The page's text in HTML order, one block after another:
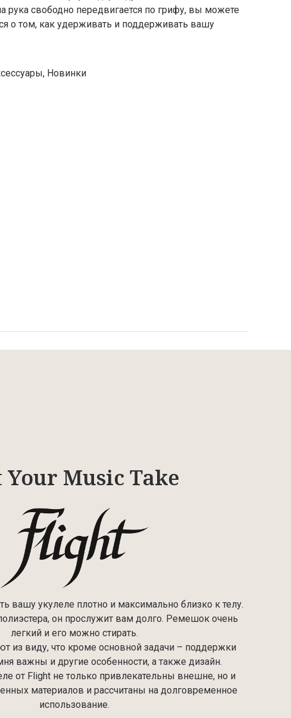
рука свободно передвигается по грифу, вы можете
о том, как удерживать и поддерживать вашу
, Новинки
Your Music Take
вашу укулеле плотно и максимально близко к телу.
он прослужит вам долго. Ремешок очень
легкий и его можно стирать.
из виду, что кроме основной задачи – поддержки
важны и другие особенности, а также дизайн.
от Flight не только привлекательны внешне, но и
материалов и рассчитаны на долговременное
использование.